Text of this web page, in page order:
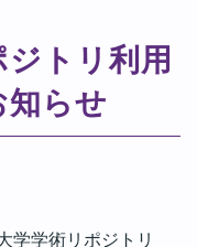
トリ利用
知らせ
学学術リポジトリ